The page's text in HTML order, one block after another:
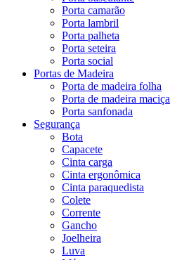
Porta camarão
Porta lambril
Porta palheta
Porta seteira
Porta social
Portas de Madeira
Porta de madeira folha
Porta de madeira maciça
Porta sanfonada
Segurança
Bota
Capacete
Cinta carga
Cinta ergonômica
Cinta paraquedista
Colete
Corrente
Gancho
Joelheira
Luva